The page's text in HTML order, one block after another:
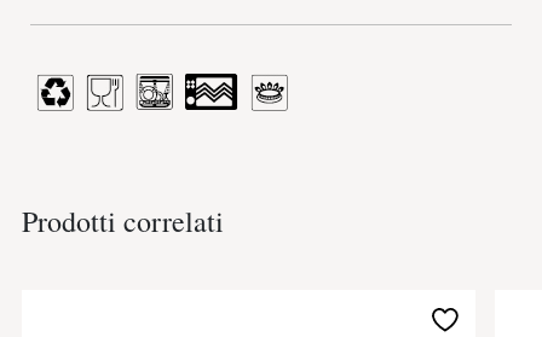
Prodotti correlati
Aggiungi